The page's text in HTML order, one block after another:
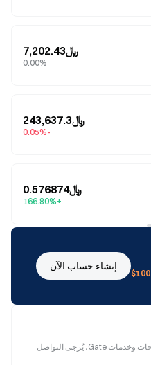
﷼7,202.43
0.00%
﷼243,637.3
-0.05%
﷼0.576874
+166.80%
100$
إنشاء حساب الآن
إذا كنت بحاجة إلى مساعدة بخصوص منتجات وخدمات Gate، يُرجى التواصل